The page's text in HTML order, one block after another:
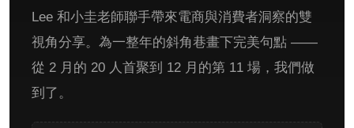
Lee 和小圭老師聯手帶來電商與消費者洞察的雙
視角分享。為一整年的斜角巷畫下完美句點 ——
從 2 月的 20 人首聚到 12 月的第 11 場，我們做
到了。